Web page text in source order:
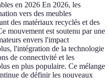
en 2026 En 2026, les
vers des meubles
des matériaux recyclés et des
mouvement est soutenu par une
envers l'impact
l'intégration de la technologie
de connectivité et les
en plus populaire. Ce mélange
de définir les nouveaux